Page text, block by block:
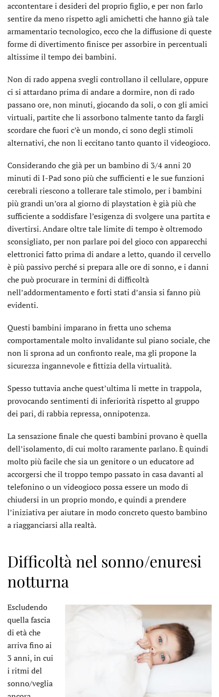
accontentare i desideri del proprio figlio, e per non farlo
sentire da meno rispetto agli amichetti che hanno già tale
armamentario tecnologico, ecco che la diffusione di queste
forme di divertimento finisce per assorbire in percentuali
altissime il tempo dei bambini.
Non di rado appena svegli controllano il cellulare, oppure
ci si attardano prima di andare a dormire, non di rado
passano ore, non minuti, giocando da soli, o con gli amici
virtuali, partite che li assorbono talmente tanto da fargli
scordare che fuori c’è un mondo, ci sono degli stimoli
alternativi, che non li eccitano tanto quanto il videogioco.
Considerando che già per un bambino di 3/4 anni 20
minuti di I-Pad sono più che sufficienti e le sue funzioni
cerebrali riescono a tollerare tale stimolo, per i bambini
più grandi un’ora al giorno di playstation è già più che
sufficiente a soddisfare l’esigenza di svolgere una partita e
divertirsi. Andare oltre tale limite di tempo è oltremodo
sconsigliato, per non parlare poi del gioco con apparecchi
elettronici fatto prima di andare a letto, quando il cervello
è più passivo perché si prepara alle ore di sonno, e i danni
che può procurare in termini di difficoltà
nell’addormentamento e forti stati d’ansia si fanno più
evidenti.
Questi bambini imparano in fretta uno schema
comportamentale molto invalidante sul piano sociale, che
non li sprona ad un confronto reale, ma gli propone la
sicurezza ingannevole e fittizia della virtualità.
Spesso tuttavia anche quest’ultima li mette in trappola,
provocando sentimenti di inferiorità rispetto al gruppo
dei pari, di rabbia repressa, onnipotenza.
La sensazione finale che questi bambini provano è quella
dell’isolamento, di cui molto raramente parlano. È quindi
molto più facile che sia un genitore o un educatore ad
accorgersi che il troppo tempo passato in casa davanti al
telefonino o un videogioco possa essere un modo di
chiudersi in un proprio mondo, e quindi a prendere
l’iniziativa per aiutare in modo concreto questo bambino
a riagganciarsi alla realtà.
Difficoltà nel sonno/enuresi
notturna
Escludendo
quella fascia
di età che
arriva fino ai
3 anni, in cui
i ritmi del
sonno/veglia